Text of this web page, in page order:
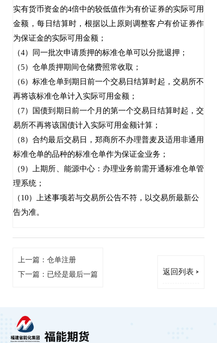
实有货币资金的4倍中的较低值作为有价证券的实际可用
金额，每日结算时，根据以上原则调整客户有价证券作
为保证金的实际可用金额；
（4）同一批次申请质押的标准仓单可以分批退押；
（5）仓单质押期间仓储费照常收取；
（6）标准仓单到期日前一个交易日结算时起，交易所不
再将该标准仓单计入实际可用金额；
（7）国债到期日前一个月的第一个交易日结算时起，交
易所不再将该国债计入实际可用金额计算；
（8）合约最后交易日，郑商所不办理普麦及适用非通用
标准仓单的品种的标准仓单作为保证金业务；
（9）上期所、能源中心：办理业务前需开通标准仓单管
理系统；
（10）上述事项若与交易所公告不符，以交易所最新公
告为准。
上一篇：仓单注册
下一篇：已经是最后一篇
返回列表 >